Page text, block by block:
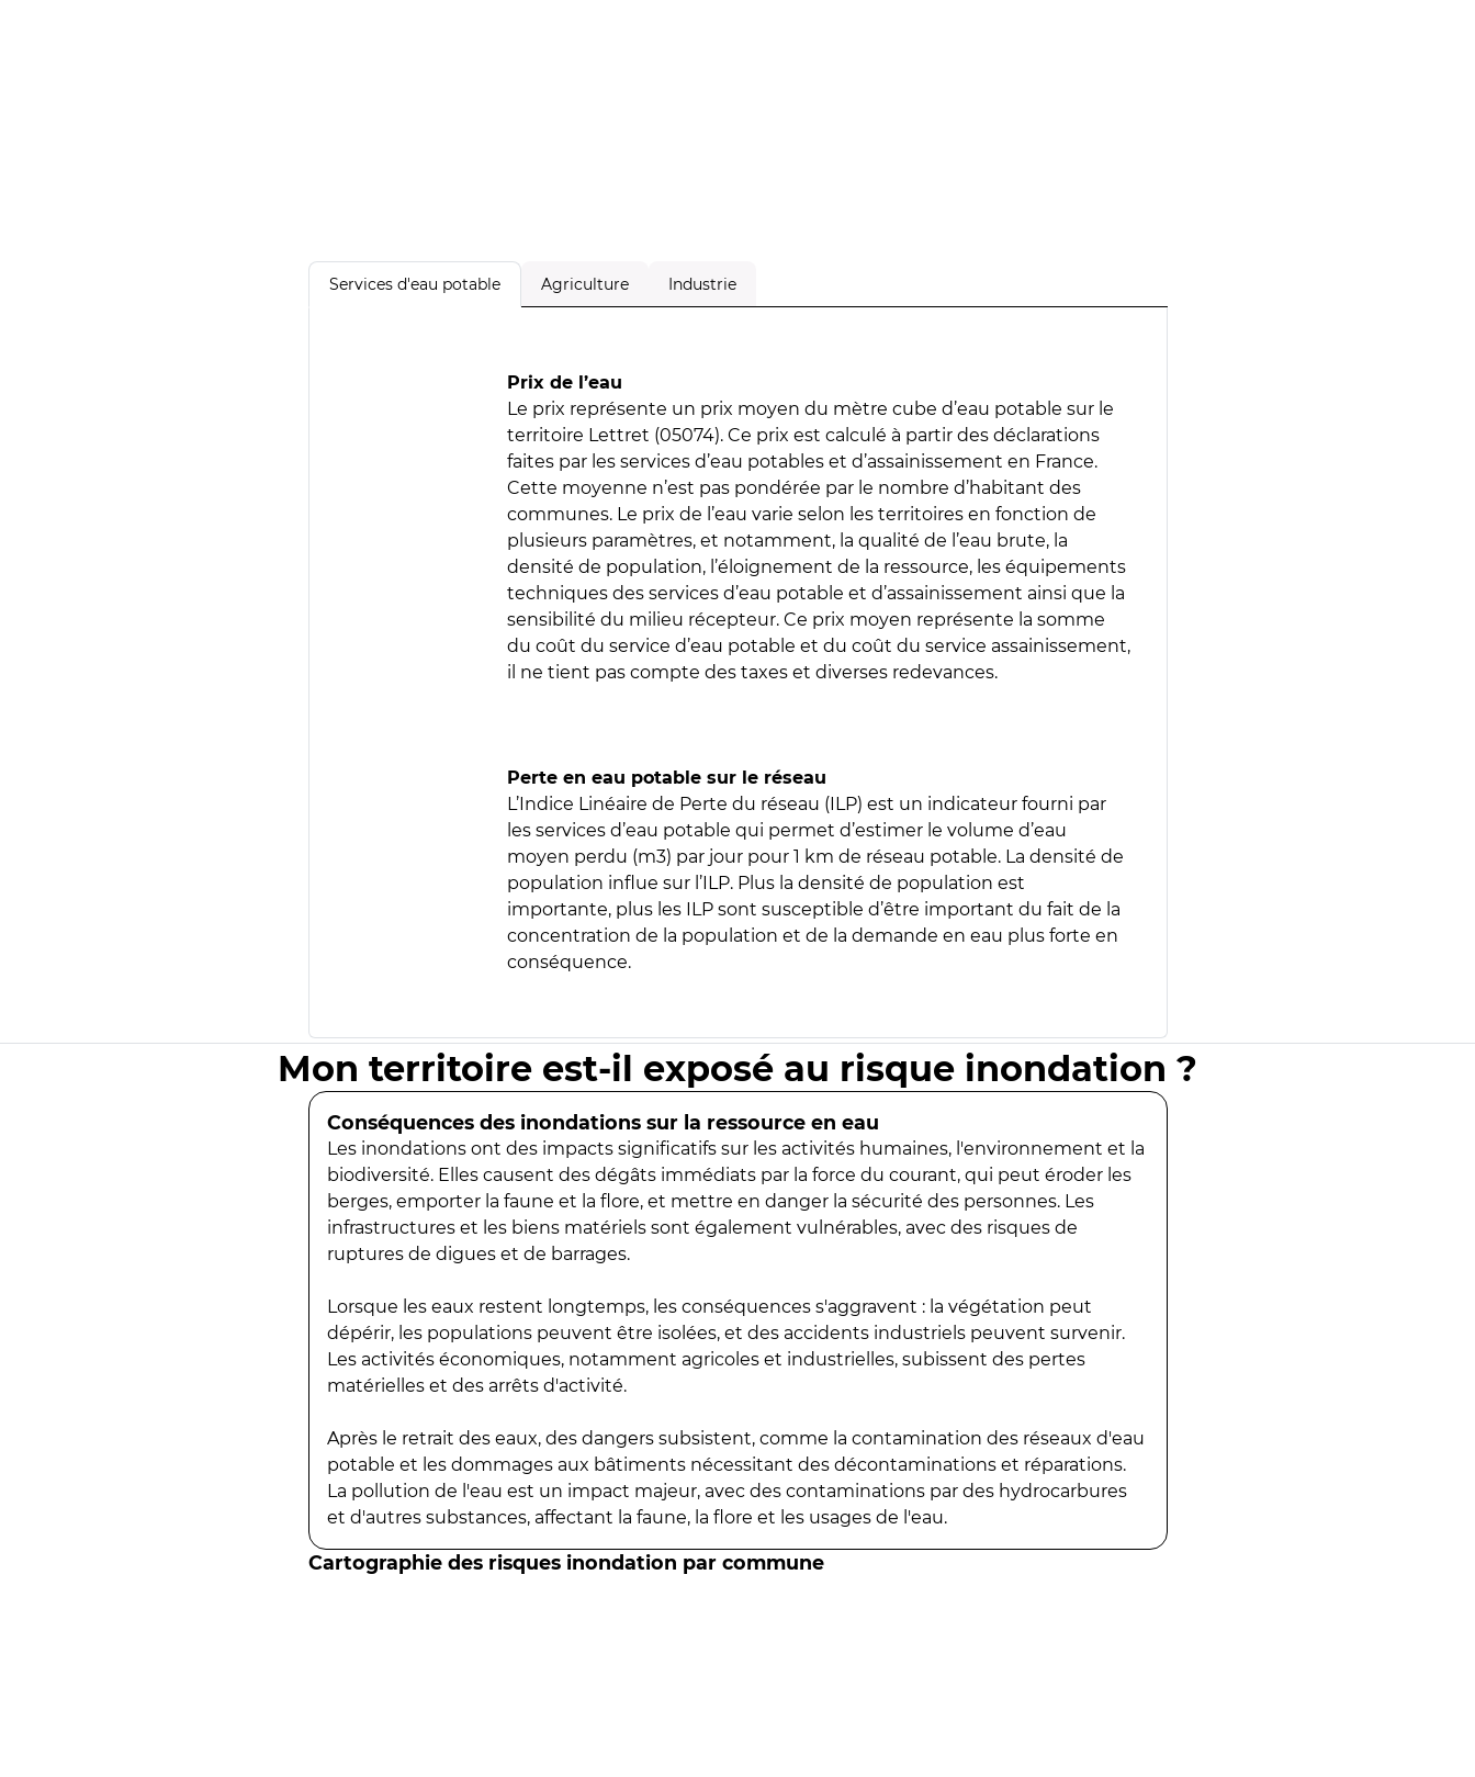
Services d'eau potable Agriculture Industrie
Prix de l’eau
Le prix représente un prix moyen du mètre cube d’eau potable sur le
territoire Lettret (05074). Ce prix est calculé à partir des déclarations
faites par les services d’eau potables et d’assainissement en France.
Cette moyenne n’est pas pondérée par le nombre d’habitant des
communes. Le prix de l’eau varie selon les territoires en fonction de
plusieurs paramètres, et notamment, la qualité de l’eau brute, la
densité de population, l’éloignement de la ressource, les équipements
techniques des services d’eau potable et d’assainissement ainsi que la
sensibilité du milieu récepteur. Ce prix moyen représente la somme
du coût du service d’eau potable et du coût du service assainissement,
il ne tient pas compte des taxes et diverses redevances.
Perte en eau potable sur le réseau
L’Indice Linéaire de Perte du réseau (ILP) est un indicateur fourni par
les services d’eau potable qui permet d’estimer le volume d’eau
moyen perdu (m3) par jour pour 1 km de réseau potable. La densité de
population influe sur l’ILP. Plus la densité de population est
importante, plus les ILP sont susceptible d’être important du fait de la
concentration de la population et de la demande en eau plus forte en
conséquence.
Mon territoire est-il exposé au risque inondation ?
Conséquences des inondations sur la ressource en eau
Les inondations ont des impacts significatifs sur les activités humaines, l'environnement et la
biodiversité. Elles causent des dégâts immédiats par la force du courant, qui peut éroder les
berges, emporter la faune et la flore, et mettre en danger la sécurité des personnes. Les
infrastructures et les biens matériels sont également vulnérables, avec des risques de
ruptures de digues et de barrages.
Lorsque les eaux restent longtemps, les conséquences s'aggravent : la végétation peut
dépérir, les populations peuvent être isolées, et des accidents industriels peuvent survenir.
Les activités économiques, notamment agricoles et industrielles, subissent des pertes
matérielles et des arrêts d'activité.
Après le retrait des eaux, des dangers subsistent, comme la contamination des réseaux d'eau
potable et les dommages aux bâtiments nécessitant des décontaminations et réparations.
La pollution de l'eau est un impact majeur, avec des contaminations par des hydrocarbures
et d'autres substances, affectant la faune, la flore et les usages de l'eau.
Cartographie des risques inondation par commune